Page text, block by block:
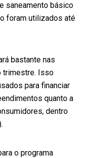
saneamento básico
foram utilizados até
bastante nas
trimestre. Isso
para financiar
quanto a
dentro
o programa